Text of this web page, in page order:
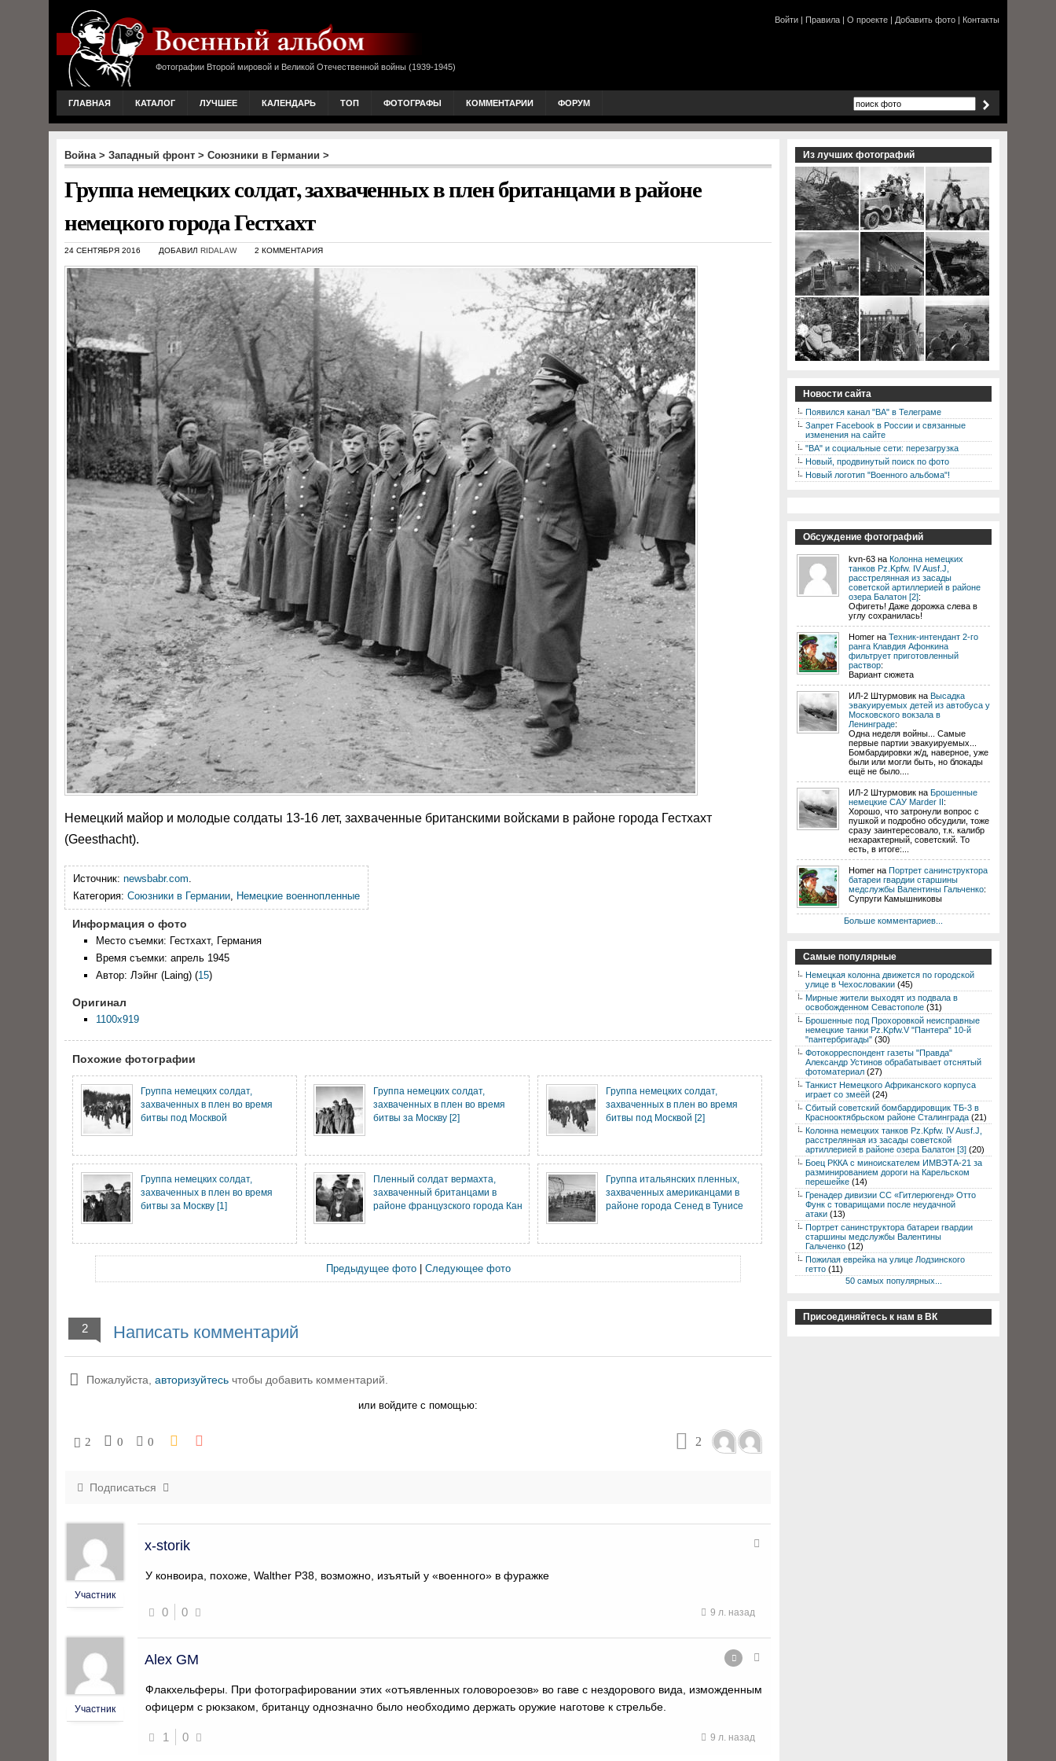
Фотографии Второй мировой и Великой Отечественной войны (1939-1945)
Войти | Правила | О проекте | Добавить фото | Контакты
ГЛАВНАЯ КАТАЛОГ ЛУЧШЕЕ КАЛЕНДАРЬ ТОП ФОТОГРАФЫ КОММЕНТАРИИ ФОРУМ
Война> Западный фронт > Союзники в Германии >
Группа немецких солдат, захваченных в плен британцами в районе
немецкого города Гестхахт
24 СЕНТЯБРЯ 2016 ДОБАВИЛ RIDALAW 2 КОММЕНТАРИЯ
Немецкий майор и молодые солдаты 13-16 лет, захваченные британскими войсками в районе города Гестхахт
(Geesthacht).
Источник: newsbabr.com.
Категория: Союзники в Германии, Немецкие военнопленные
Информация о фото
Место съемки: Гестхахт, Германия
Время съемки: апрель 1945
Автор: Лэйнг (Laing) (15)
Оригинал
1100x919
Похожие фотографии
Группа немецких солдат,
захваченных в плен во время
битвы под Москвой
Группа немецких солдат,
захваченных в плен во время
битвы за Москву [2]
Группа немецких солдат,
захваченных в плен во время
битвы под Москвой [2]
Группа немецких солдат,
захваченных в плен во время
битвы за Москву [1]
Пленный солдат вермахта,
захваченный британцами в
районе французского города Кан
Группа итальянских пленных,
захваченных американцами в
районе города Сенед в Тунисе
Предыдущее фото| Следующее фото
2 Написать комментарий
Пожалуйста, авторизуйтесь чтобы добавить комментарий.
или войдите с помощью:
2 0 0 2
Подписаться
Участник
x-storik
У конвоира, похоже, Walther P38, возможно, изъятый у «военного» в фуражке
0 0 9 л. назад
Участник
Alex GM
Флакхельферы. При фотографировании этих «отъявленных головороезов» во гаве с нездорового вида, изможденным
офицерм с рюкзаком, британцу однозначно было необходимо держать оружие наготове к стрельбе.
1 0 9 л. назад
Из лучших фотографий
Новости сайта
Появился канал "ВА" в Телеграме
Запрет Facebook в России и связанные
изменения на сайте
"ВА" и социальные сети: перезагрузка
Новый, продвинутый поиск по фото
Новый логотип "Военного альбома"!
Обсуждение фотографий
kvn-63 на Колонна немецких
танков Pz.Kpfw. IV Ausf.J,
расстрелянная из засады
советской артиллерией в районе
озера Балатон [2]:
Офигеть! Даже дорожка слева в
углу сохранилась!
Homer на Техник-интендант 2-го
ранга Клавдия Афонкина
фильтрует приготовленный
раствор:
Вариант сюжета
ИЛ-2 Штурмовик на Высадка
эвакуируемых детей из автобуса у
Московского вокзала в
Ленинграде:
Одна неделя войны... Самые
первые партии эвакуируемых...
Бомбардировки ж/д, наверное, уже
были или могли быть, но блокады
ещё не было....
ИЛ-2 Штурмовик на Брошенные
немецкие САУ Marder II:
Хорошо, что затронули вопрос с
пушкой и подробно обсудили, тоже
сразу заинтересовало, т.к. калибр
нехарактерный, советский. То
есть, в итоге:...
Homer на Портрет санинструктора
батареи гвардии старшины
медслужбы Валентины Гальченко:
Супруги Камышниковы
Больше комментариев...
Самые популярные
Немецкая колонна движется по городской
улице в Чехословакии (45)
Мирные жители выходят из подвала в
освобожденном Севастополе (31)
Брошенные под Прохоровкой неисправные
немецкие танки Pz.Kpfw.V "Пантера" 10-й
"пантербригады" (30)
Фотокорреспондент газеты "Правда"
Александр Устинов обрабатывает отснятый
фотоматериал (27)
Танкист Немецкого Африканского корпуса
играет со змеёй (24)
Сбитый советский бомбардировщик ТБ-3 в
Краснооктябрьском районе Сталинграда (21)
Колонна немецких танков Pz.Kpfw. IV Ausf.J,
расстрелянная из засады советской
артиллерией в районе озера Балатон [3] (20)
Боец РККА с миноискателем ИМВЭТА-21 за
разминированием дороги на Карельском
перешейке (14)
Гренадер дивизии СС «Гитлерюгенд» Отто
Функ с товарищами после неудачной
атаки (13)
Портрет санинструктора батареи гвардии
старшины медслужбы Валентины
Гальченко (12)
Пожилая еврейка на улице Лодзинского
гетто (11)
50 самых популярных...
Присоединяйтесь к нам в ВК